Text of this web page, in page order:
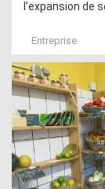
l’expansion de
Entreprise